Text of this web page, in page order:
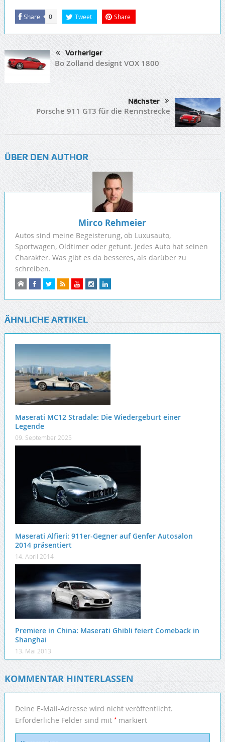
Share 0 Tweet Share
Vorheriger
Bo Zolland designt VOX 1800
Nächster
Porsche 911 GT3 für die Rennstrecke
ÜBER DEN AUTHOR
Mirco Rehmeier
Autos sind meine Begeisterung, ob Luxusauto,
Sportwagen, Oldtimer oder getunt. Jedes Auto hat seinen
Charakter. Was gibt es da besseres, als darüber zu
schreiben.
ÄHNLICHE ARTIKEL
Maserati MC12 Stradale: Die Wiedergeburt einer
Legende
09. September 2025
Maserati Alfieri: 911er-Gegner auf Genfer Autosalon
2014 präsentiert
14. April 2014
Premiere in China: Maserati Ghibli feiert Comeback in
Shanghai
13. Mai 2013
KOMMENTAR HINTERLASSEN
Deine E-Mail-Adresse wird nicht veröffentlicht.
Erforderliche Felder sind mit *markiert